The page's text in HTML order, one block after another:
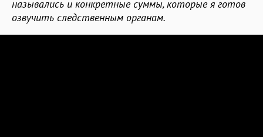
назывались и конкретные суммы, которые я готов
озвучить следственным органам.